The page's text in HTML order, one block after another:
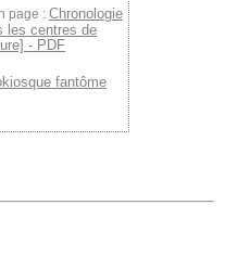
page : Chronologie
les centres de
- PDF
fantôme